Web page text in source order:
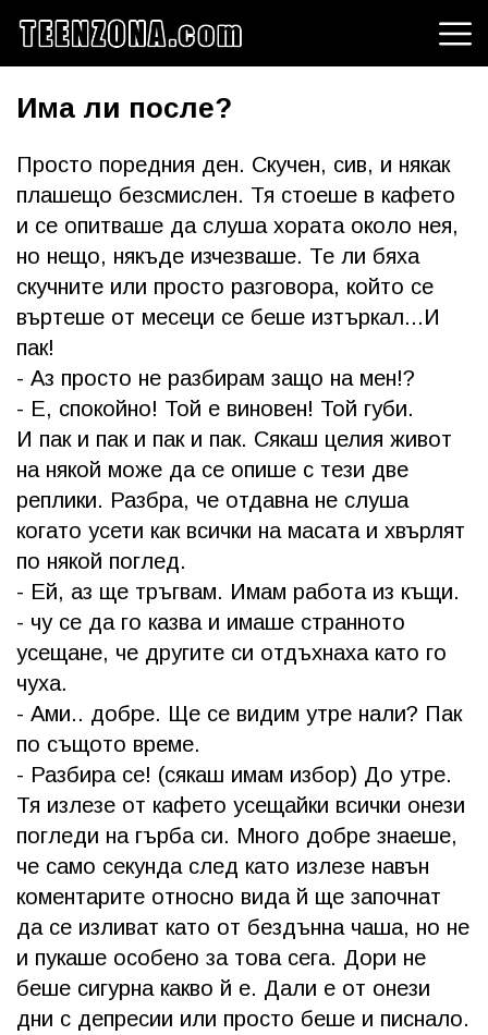
Има ли после?
Просто поредния ден. Скучен, сив, и някак
плашещо безсмислен. Тя стоеше в кафето
и се опитваше да слуша хората около нея,
но нещо, някъде изчезваше. Те ли бяха
скучните или просто разговора, който се
въртеше от месеци се беше изтъркал...И
пак!
- Аз просто не разбирам защо на мен!?
- Е, спокойно! Той е виновен! Той губи.
И пак и пак и пак и пак. Сякаш целия живот
на някой може да се опише с тези две
реплики. Разбра, че отдавна не слуша
когато усети как всички на масата и хвърлят
по някой поглед.
- Ей, аз ще тръгвам. Имам работа из къщи.
- чу се да го казва и имаше странното
усещане, че другите си отдъхнаха като го
чуха.
- Ами.. добре. Ще се видим утре нали? Пак
по същото време.
- Разбира се! (сякаш имам избор) До утре.
Тя излезе от кафето усещайки всички онези
погледи на гърба си. Много добре знаеше,
че само секунда след като излезе навън
коментарите относно вида й ще започнат
да се изливат като от бездънна чаша, но не
и пукаше особено за това сега. Дори не
беше сигурна какво й е. Дали е от онези
дни с депресии или просто беше и писнало.